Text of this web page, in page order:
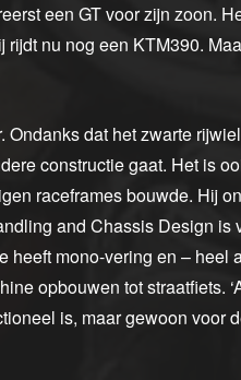
een GT voor zijn zoon.
nu nog een KTM390.
Ondanks dat het zwarte
constructie gaat. Het is
raceframes bouwde. Hij
and Chassis Design is
mono-vering en – heel
opbouwen tot straatfiets.
is, maar gewoon voor